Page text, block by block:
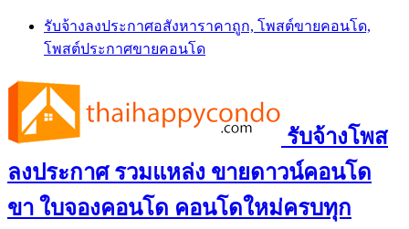
Skip
content
รับจ้างลงประกาศอสังหาราคาถูก, โพสต์ขายคอนโด,
โพสต์ประกาศขายคอนโด
รับจ้างโพส
ลงประกาศ รวมแหล่ง ขายดาวน์คอนโด
ขา ใบจองคอนโด คอนโดใหม่ครบทุก